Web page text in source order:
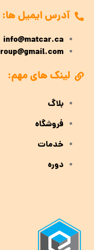
آدرس ایمیل ها:
info@matcar.ca
لینک های مهم:
بلاگ
فروشگاه
خدمات
دوره